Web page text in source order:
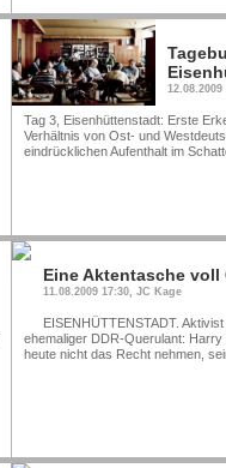
Tag 3, Eisenhüttenstadt: Erste
Verhältnis von Ost- und
eindrücklichen Aufenthalt im
Eine Aktentasche voll
11.08.2009 17:30, JC Kage
EISENHÜTTENSTADT.
ehemaliger DDR-Querulant:
heute nicht das Recht nehmen,